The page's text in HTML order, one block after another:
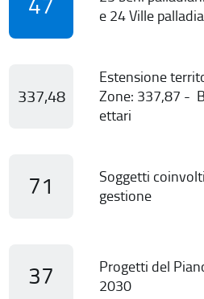
47
e 24 Ville
337,48
Estensione
Zone: 337,87 -
ettari
71
Soggetti
gestione
37
Progetti del
2030